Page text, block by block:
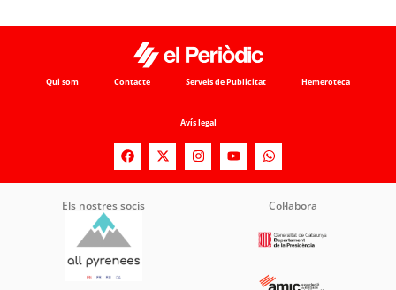
Qui som Contacte Serveis de Publicitat Hemeroteca
Avís legal
Els nostres socis Col·labora